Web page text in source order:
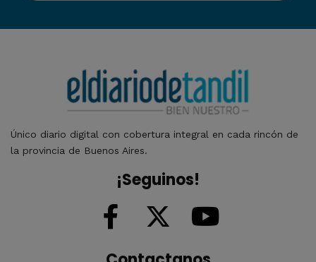
Único diario digital con cobertura integral en cada rincón de
la provincia de Buenos Aires.
¡Seguinos!